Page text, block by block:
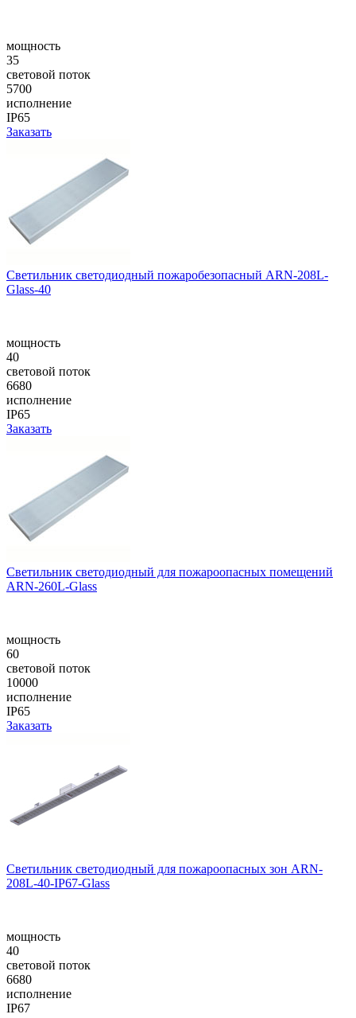
мощность
35
световой поток
5700
исполнение
IP65
Заказать
Cветильник светодиодный пожаробезопасный ARN-208L-
Glass-40
мощность
40
световой поток
6680
исполнение
IP65
Заказать
Cветильник светодиодный для пожароопасных помещений
ARN-260L-Glass
мощность
60
световой поток
10000
исполнение
IP65
Заказать
Светильник светодиодный для пожароопасных зон ARN-
208L-40-IP67-Glass
мощность
40
световой поток
6680
исполнение
IP67